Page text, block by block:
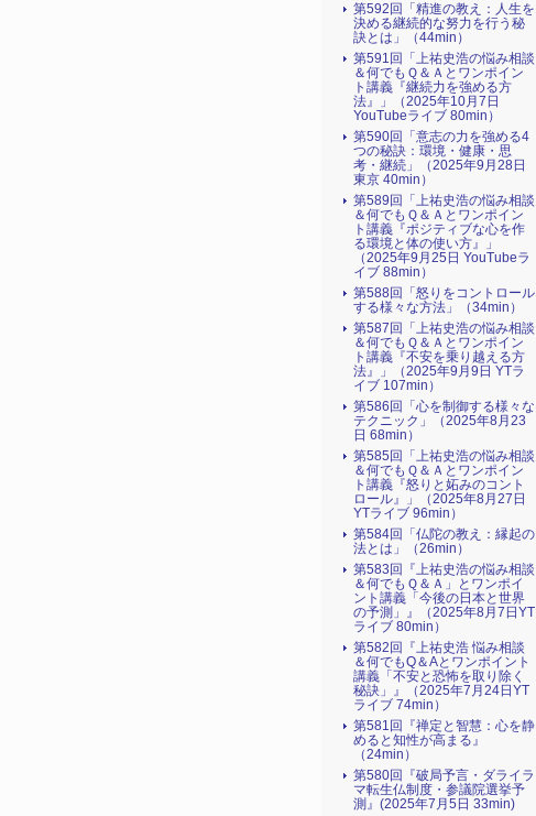
第592回「精進の教え：人生を
決める継続的な努力を行う秘
訣とは」（44min）
第591回「上祐史浩の悩み相談
＆何でもＱ＆Ａとワンポイン
ト講義『継続力を強める方
法』​」（2025年10月7日
YouTubeライブ 80min）
第590回「意志の力を強める4
つの秘訣：環境・健康・思
考・継続」（2025年9月28日
東京 40min）
第589回「上祐史浩の悩み相談
＆何でもＱ＆Ａとワンポイン
ト講義『ポジティブな心を作
る環境と体の使い方』​」
（2025年9月25日 YouTubeラ
イブ 88min）
第588回「怒りをコントロール
する様々な方法」（34min）
第587回「上祐史浩の悩み相談
＆何でもＱ＆Ａとワンポイン
ト講義『不安を乗り越える方
法』​」（2025年9月9日 YTラ
イブ 107min）
第586回「心を制御する様々な
テクニック」（2025年8月23
日 68min）
第585回「上祐史浩の悩み相談
＆何でもＱ＆Ａとワンポイン
ト講義『怒りと妬みのコント
ロール』​」（2025年8月27日
YTライブ 96min）
第584回「仏陀の教え：縁起の
法とは」（26min）
第583回『上祐史浩の悩み相談
＆何でもＱ＆Ａ」とワンポイ
ント講義「今後の日本と世界
の予測」』（2025年8月7日YT
ライブ 80min）
第582回『上祐史浩 悩み相談
＆何でもQ＆Aとワンポイント
講義「不安と恐怖を取り除く
秘訣」』（2025年7月24日YT
ライブ 74min）
第581回『禅定と智慧：心を静
めると知性が高まる』
（24min）
第580回『破局予言・ダライラ
マ転生仏制度・参議院選挙予
測』(2025年7月5日 33min)